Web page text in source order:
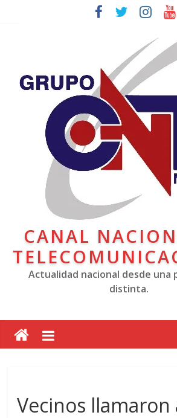
CANAL
Actualidad nacional desde una
distinta.
Vecinos llamaron